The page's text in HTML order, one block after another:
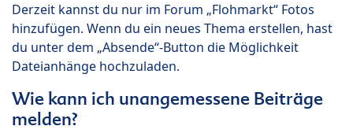
Derzeit kannst du nur im Forum „Flohmarkt“ Fotos
hinzufügen. Wenn du ein neues Thema erstellen, hast
du unter dem „Absende“-Button die Möglichkeit
Dateianhänge hochzuladen.
Wie kann ich unangemessene Beiträge
melden?